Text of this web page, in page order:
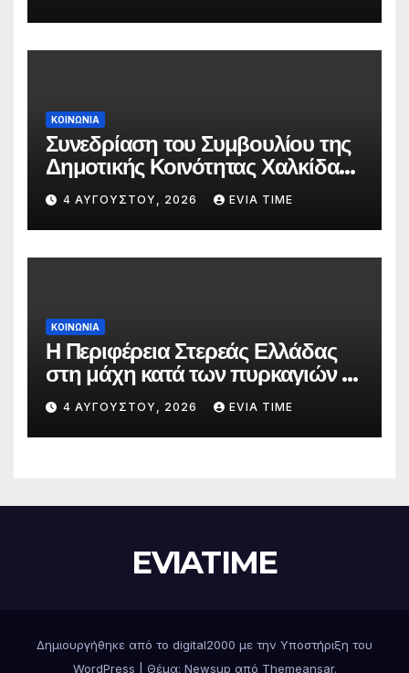
ΚΟΙΝΩΝΙΑ
Συνεδρίαση του Συμβουλίου της
Δημοτικής Κοινότητας Χαλκίδας
την 5 Αυγούστου
4 ΑΥΓΟΎΣΤΟΥ, 2026 EVIA TIME
ΚΟΙΝΩΝΙΑ
Η Περιφέρεια Στερεάς Ελλάδας
στη μάχη κατά των πυρκαγιών –
Δράσεις και στήριξη σε πέντε
περιφερειακές ενότητες
4 ΑΥΓΟΎΣΤΟΥ, 2026 EVIA TIME
EVIATIME
Δημιουργήθηκε από το digital2000 με την Υποστήριξη του
WordPress
Θέμα: Newsup από Themeansar.